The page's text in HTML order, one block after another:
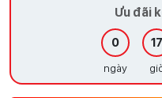
Ưu đãi
0
ngày
17